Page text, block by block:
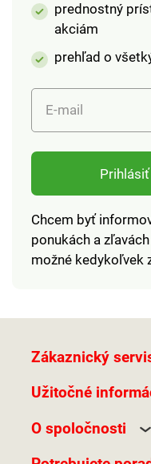
prednostný
akciám
prehľad o
E-mail
Chcem byť
ponukách a
možné kedykoľvek
Zákaznický
Užitočné
O spoločnosti